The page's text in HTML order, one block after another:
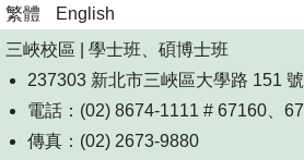
繁體
English
三峽校區 | 學士班、碩博士班
237303 新北市三峽區大學路 151
電話：(02) 8674-1111 # 67160、
傳真：(02) 2673-9880